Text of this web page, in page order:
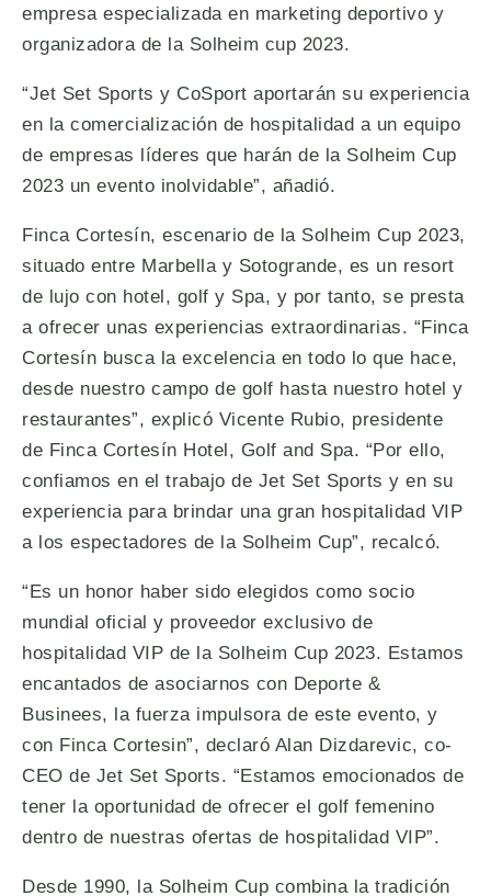
empresa especializada en marketing deportivo y
organizadora de la Solheim cup 2023.
“Jet Set Sports y CoSport aportarán su experiencia
en la comercialización de hospitalidad a un equipo
de empresas líderes que harán de la Solheim Cup
2023 un evento inolvidable”, añadió.
Finca Cortesín, escenario de la Solheim Cup 2023,
situado entre Marbella y Sotogrande, es un resort
de lujo con hotel, golf y Spa, y por tanto, se presta
a ofrecer unas experiencias extraordinarias. “Finca
Cortesín busca la excelencia en todo lo que hace,
desde nuestro campo de golf hasta nuestro hotel y
restaurantes”, explicó Vicente Rubio, presidente
de Finca Cortesín Hotel, Golf and Spa. “Por ello,
confiamos en el trabajo de Jet Set Sports y en su
experiencia para brindar una gran hospitalidad VIP
a los espectadores de la Solheim Cup”, recalcó.
“Es un honor haber sido elegidos como socio
mundial oficial y proveedor exclusivo de
hospitalidad VIP de la Solheim Cup 2023. Estamos
encantados de asociarnos con Deporte &
Businees, la fuerza impulsora de este evento, y
con Finca Cortesin”, declaró Alan Dizdarevic, co-
CEO de Jet Set Sports. “Estamos emocionados de
tener la oportunidad de ofrecer el golf femenino
dentro de nuestras ofertas de hospitalidad VIP”.
Desde 1990, la Solheim Cup combina la tradición